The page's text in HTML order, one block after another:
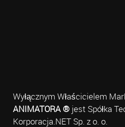
Wyłącznym Właścicielem
ANIMATORA ®jest Spółka
Korporacja.NET Sp. z o. o.